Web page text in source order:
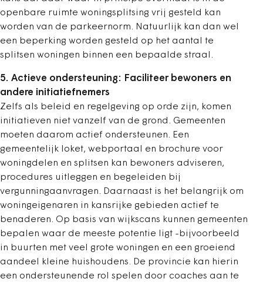
openbare ruimte woningsplitsing vrij gesteld kan
worden van de parkeernorm. Natuurlijk kan dan wel
een beperking worden gesteld op het aantal te
splitsen woningen binnen een bepaalde straal.
5. Actieve ondersteuning: Faciliteer bewoners en
andere initiatiefnemers
Zelfs als beleid en regelgeving op orde zijn, komen
initiatieven niet vanzelf van de grond. Gemeenten
moeten daarom actief ondersteunen. Een
gemeentelijk loket, webportaal en brochure voor
woningdelen en splitsen kan bewoners adviseren,
procedures uitleggen en begeleiden bij
vergunningaanvragen. Daarnaast is het belangrijk om
woningeigenaren in kansrijke gebieden actief te
benaderen. Op basis van wijkscans kunnen gemeenten
bepalen waar de meeste potentie ligt -bijvoorbeeld
in buurten met veel grote woningen en een groeiend
aandeel kleine huishoudens. De provincie kan hierin
een ondersteunende rol spelen door coaches aan te